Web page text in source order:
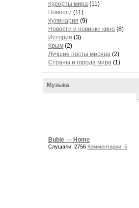
Курорты мира (11)
Новости (11)
Кулинария (9)
Новости и новинки кино (8)
История (3)
Крым (2)
Лучшие посты месяца (2)
Страны и города мира (1)
Музыка
Buble — Home
Слушали: 2756 Комментарии: 5